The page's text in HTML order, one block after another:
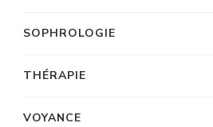
SOPHROLOGIE
THÉRAPIE
VOYANCE